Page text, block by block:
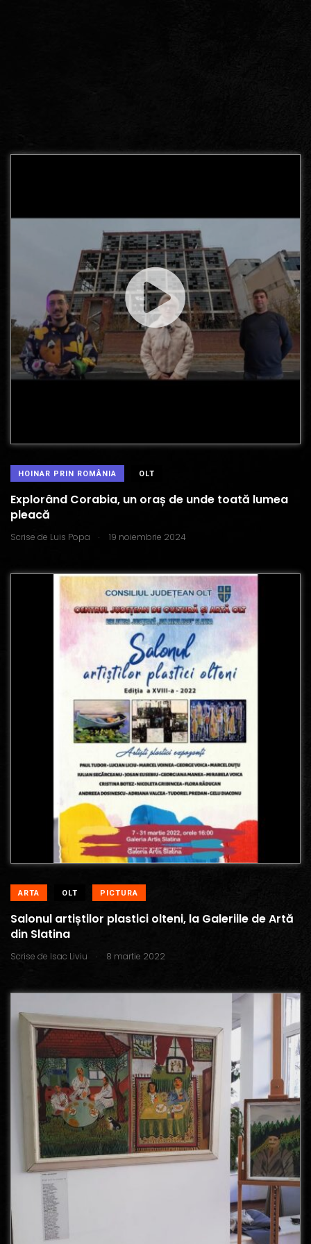
HOINAR PRIN ROMÂNIA OLT
Explorând Corabia, un oraș de unde toată lumea
pleacă
Scrise de Luis Popa . 19 noiembrie 2024
ARTA OLT PICTURA
Salonul artiștilor plastici olteni, la Galeriile de Artă
din Slatina
Scrise de Isac Liviu . 8 martie 2022